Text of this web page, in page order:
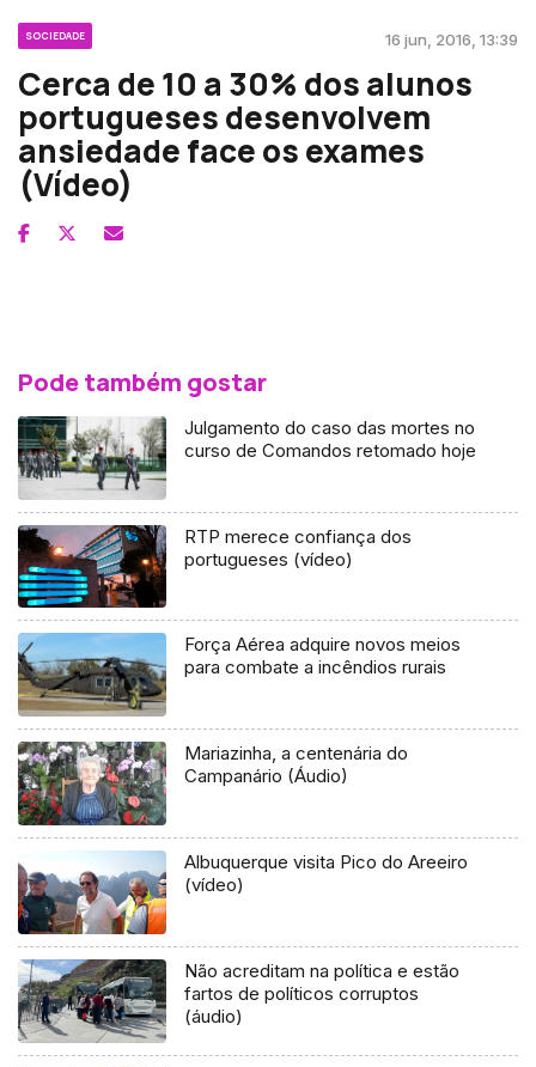
SOCIEDADE 16 jun, 2016, 13:39
Cerca de 10 a 30% dos alunos
portugueses desenvolvem
ansiedade face os exames
(Vídeo)
Pode também gostar
Julgamento do caso das mortes no
curso de Comandos retomado hoje
RTP merece confiança dos
portugueses (vídeo)
Força Aérea adquire novos meios
para combate a incêndios rurais
Mariazinha, a centenária do
Campanário (Áudio)
Albuquerque visita Pico do Areeiro
(vídeo)
Não acreditam na política e estão
fartos de políticos corruptos
(áudio)